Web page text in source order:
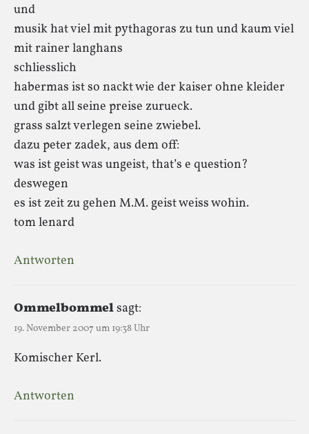
und
musik hat viel mit pythagoras zu tun und kaum viel
mit rainer langhans
schliesslich
habermas ist so nackt wie der kaiser ohne kleider
und gibt all seine preise zurueck.
grass salzt verlegen seine zwiebel.
dazu peter zadek, aus dem off:
was ist geist was ungeist, that’s e question?
deswegen
es ist zeit zu gehen M.M. geist weiss wohin.
tom lenard
Antworten
Ommelbommelsagt:
19. November 2007 um 19:38 Uhr
Komischer Kerl.
Antworten